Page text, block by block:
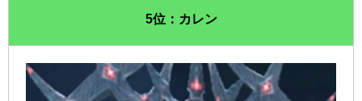
5位：カレン